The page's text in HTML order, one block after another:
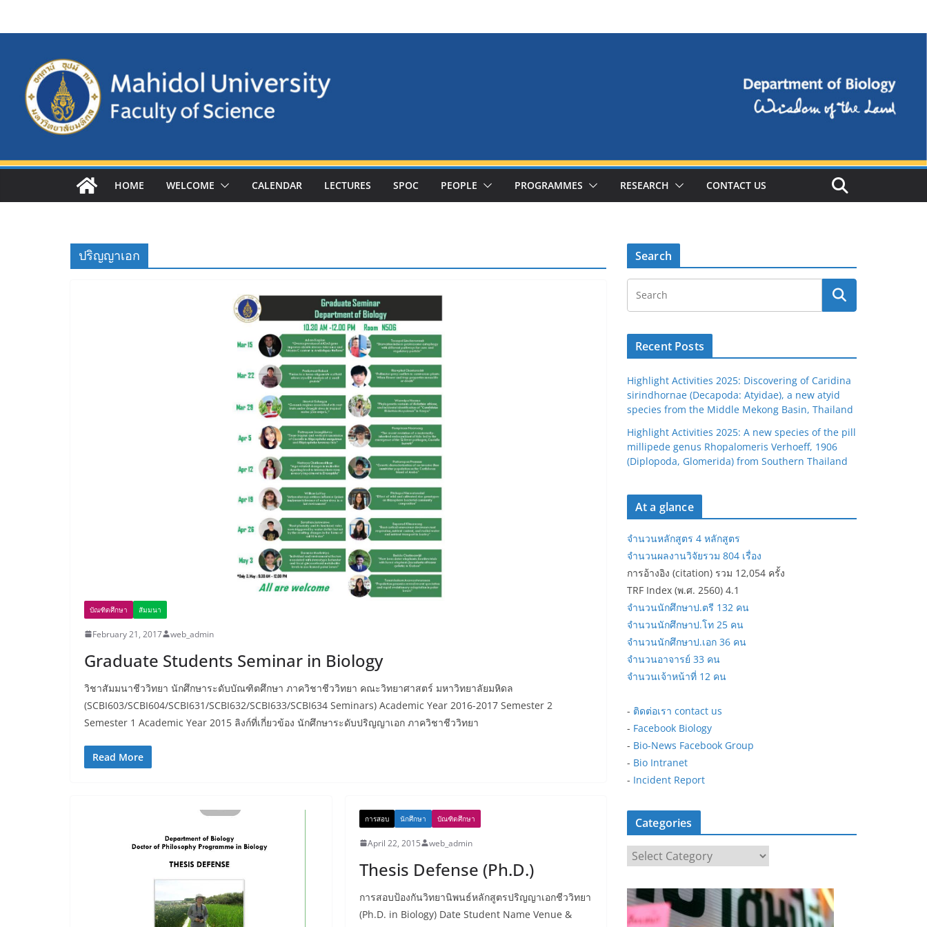
HOME WELCOME CALENDAR LECTURES SPOC PEOPLE PROGRAMMES RESEARCH CONTACT US
ปริญญาเอก
บัณฑิตศึกษา สัมมนา
February 21, 2017 web_admin
Graduate Students Seminar in Biology
วิชาสัมมนาชีววิทยา นักศึกษาระดับบัณฑิตศึกษา ภาควิชาชีววิทยา คณะวิทยาศาสตร์ มหาวิทยาลัยมหิดล
(SCBI603/SCBI604/SCBI631/SCBI632/SCBI633/SCBI634 Seminars) Academic Year 2016-2017 Semester 2
Semester 1 Academic Year 2015 ลิงก์ที่เกี่ยวข้อง นักศึกษาระดับปริญญาเอก ภาควิชาชีววิทยา
Read More
การสอบ นักศึกษา บัณฑิตศึกษา
April 22, 2015 web_admin
Thesis Defense (Ph.D.)
การสอบป้องกันวิทยานิพนธ์หลักสูตรปริญญาเอกชีววิทยา
(Ph.D. in Biology) Date Student Name Venue &
Search
Recent Posts
Highlight Activities 2025: Discovering of Caridina
sirindhornae (Decapoda: Atyidae), a new atyid
species from the Middle Mekong Basin, Thailand
Highlight Activities 2025: A new species of the pill
millipede genus Rhopalomeris Verhoeff, 1906
(Diplopoda, Glomerida) from Southern Thailand
At a glance
จำนวนหลักสูตร 4 หลักสูตร
จำนวนผลงานวิจัยรวม 804 เรื่อง
การอ้างอิง (citation) รวม 12,054 ครั้ง
TRF Index (พ.ศ. 2560) 4.1
จำนวนนักศึกษาป.ตรี 132 คน
จำนวนนักศึกษาป.โท 25 คน
จำนวนนักศึกษาป.เอก 36 คน
จำนวนอาจารย์ 33 คน
จำนวนเจ้าหน้าที่ 12 คน
- ติดต่อเรา contact us
- Facebook Biology
- Bio-News Facebook Group
- Bio Intranet
- Incident Report
Categories
a
t
e
g